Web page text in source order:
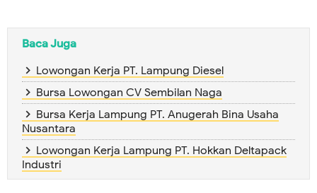
Baca Juga
Lowongan Kerja PT. Lampung Diesel
Bursa Lowongan CV Sembilan Naga
Bursa Kerja Lampung PT. Anugerah Bina Usaha
Nusantara
Lowongan Kerja Lampung PT. Hokkan Deltapack
Industri